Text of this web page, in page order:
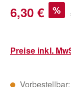
Verkaufspreis:
6,30 € %
Preise inkl.